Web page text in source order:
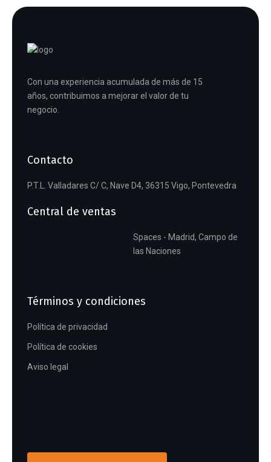
Con una experiencia acumulada de más de 15
años, contribuimos a mejorar el valor de tu
negocio.
Contacto
P.T.L. Valladares C/ C, Nave D4, 36315 Vigo, Pontevedra
Central de ventas
Spaces - Madrid, Campo de
las Naciones
Términos y condiciones
Política de privacidad
Política de cookies
Aviso legal